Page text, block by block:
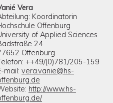
Vera
Koordinatorin
Offenburg
of Applied Sciences
24
Offenburg
++49/(0)781/205-159
mail: vera.vanie@hs-
http://www.hs-